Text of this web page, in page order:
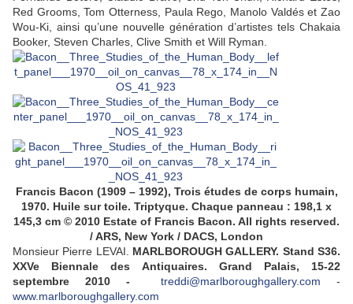
Red Grooms, Tom Otterness, Paula Rego, Manolo Valdés et Zao
Wou-Ki, ainsi qu’une nouvelle génération d’artistes tels Chakaia
Booker, Steven Charles, Clive Smith et Will Ryman.
Francis Bacon (1909 – 1992), Trois études de corps humain,
1970. Huile sur toile. Triptyque. Chaque panneau : 198,1 x
145,3 cm © 2010 Estate of Francis Bacon. All rights reserved.
/ ARS, New York / DACS, London
Monsieur Pierre LEVAI. MARLBOROUGH GALLERY. Stand S36.
XXVe
Biennale des Antiquaires. Grand Palais, 15-22
septembre 2010 -treddi@marlboroughgallery.com-
www.marlboroughgallery.com